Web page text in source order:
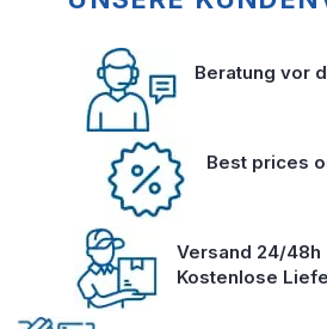
Beratung vor
Best prices
Versand 24/48h
Kostenlose